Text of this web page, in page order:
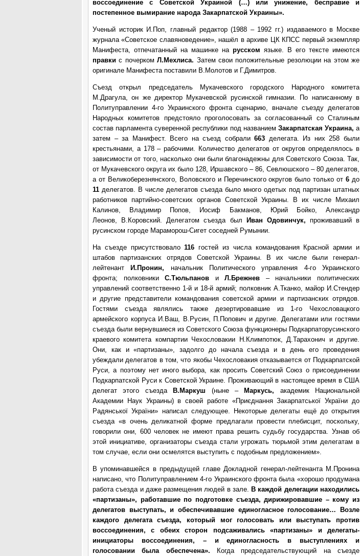
воссоединение с Советской Украиной (…) или унижение, бесправие и
постепенное вымирание народа Закарпатской Украины».
Ученый историк И.Поп, главный редактор (1988 – 1992 гг.) издаваемого в Москве
журнала «Советское славяноведение», нашёл в архиве ЦК КПСС первый экземпляр
Манифеста, отпечатанный на машинке на русском языке. В его тексте имеются
правки с почерком Л.Мехлиса. Затем свои положительные резолюции на этом же
оригинале Манифеста поставили В.Молотов и Г.Димитров.
Съезд открыл председатель Мукачевского городского Народного комитета
М.Драгула, он же директор Мукачевской русинской гимназии. По написанному в
Политуправлении 4-го Украинского фронта сценарию, вначале съезду делегатов
Народных комитетов предстояло проголосовать за согласованный со Сталиным
состав парламента суверенной республики под названием Закарпатская Украина, а
затем – за Манифест. Всего на съезд собрали 663 делегата. Из них 258 были
крестьянами, а 178 – рабочими. Количество делегатов от округов определялось в
зависимости от того, насколько они были благонадежны для Советского Союза. Так,
от Мукачевского округа их было 128, Иршавского – 86, Севлюшского – 80 делегатов,
а от Великоберезнянского, Воловского и Перечинского округов было только от 6 до
11 делегатов. В числе делегатов съезда было много одетых под партизан штатных
работников партийно-советских органов Советской Украины. В их числе Михаил
Калинов, Владимир Попов, Иосиф Бакманов, Юрий Бойко, Александр
Леонов, В.Коровский. Делегатом съезда был Иван Одовинчук, проживавший в
русинском городе Мараморош-Сигет соседней Румынии.
На съезде присутствовало 116 гостей из числа командования Красной армии и
штабов партизанских отрядов Советской Украины. В их числе были генерал-
лейтенант
И.Пронин,
начальник Политического управления 4-го Украинского
фронта; полковники
С.Тюльпанов и Л.Брежнев
– начальники политических
управлений соответственно 1-й и 18-й армий; полковник А.Тканко, майор И.Стендер
и другие представители командования советской армии и партизанских отрядов.
Гостями съезда являлись также дезертировавшие из 1-го Чехословацкого
армейского корпуса И.Ваш, В.Русин, П.Попович и другие. Делегатами или гостями
съезда были вернувшиеся из Советского Союза функционеры Подкарпаторусинского
краевого комитета компартии Чехословакии Н.Климпотюк, Д.Тарахонич и другие.
Они, как и «партизаны», задолго до начала съезда и в день его проведения
убеждали делегатов в том, что якобы Чехословакия отказывается от Подкарпатской
Руси, а поэтому нет иного выбора, как просить Советский Союз о присоединении
Подкарпатской Руси к Советской Украине. Проживающий в настоящее время в США
делегат этого съезда
В.Маркуш (ныне – Маркусь,
академик Национальной
Академии Наук Украины) в своей работе «Приєднання Закарпатської України до
Радянської України» написал следующее. Некоторые делегаты ещё до открытия
съезда «в очень деликатной форме предлагали провести плебисцит, поскольку,
говорили они, 600 человек не имеют права решить судьбу государства. Узнав об
этой инициативе, организаторы съезда стали угрожать тюрьмой этим делегатам в
том случае, если они осмелятся выступить с подобным предложением».
В упоминавшейся в предыдущей главе Докладной генерал-лейтенанта М.Пронина
написано, что Политуправлением 4-го Украинского фронта была «хорошо продумана
работа съезда и даже размещения людей в зале. В каждой делегации находились
«партизаны», работавшие по подготовке съезда, дирижировавшие – кому из
делегатов выступать, и обеспечивавшие единогласное голосование… Возле
каждого делегата съезда, который мог голосовать или выступать против
воссоединения, с обеих сторон подсаживались «партизаны» и делегаты-
инициаторы воссоединения, – и единогласность в выступлениях и
голосовании была обеспечена».
Когда председательствующий на съезде